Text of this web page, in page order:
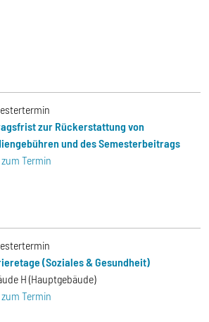
zur Rückerstattung von
und des Semesterbeitrags
Termin
(Soziales & Gesundheit)
H (Hauptgebäude)
Termin